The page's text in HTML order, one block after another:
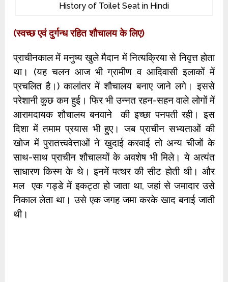
History of Toilet Seat in Hindi
(स्वच्छ एवं दुर्गन्ध रहित शौचालय के लिए)
प्राचीनकाल में मनुष्य खुले मैदान में नित्यक्रिया से निवृत्त होता
था। (यह चलन आज भी ग्रामीण व आदिवासी इलाकों में
प्रचलित है।) कालांतर में शौचालय बनाए जाने लगे। इससे
परेशानी कुछ कम हुई। फिर भी उन्नत रहन-सहन वाले लोगों में
आरामदायक शौचालय बनवाने की इच्छा पनपती रही। इस
दिशा में तमाम प्रयास भी हुए। जब प्राचीन सभ्यताओं की
खोज में पुरातत्त्ववेत्ताओं ने खुदाई करवाई तो अन्य चीजों के
साथ-साथ प्राचीन शौचालयों के अवशेष भी मिले। ये अत्यंत
साधारण किस्म के थे। इनमें पत्थर की सीट होती थी। और
मल एक गड्डे में इकट्ठा हो जाता था, जहां से जमादार उसे
निकाल लेता था। उसे एक जगह जमा करके खाद बनाई जाती
थी।